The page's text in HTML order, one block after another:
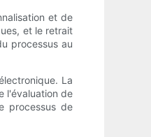
et de
et le retrait
processus au
La
l'évaluation de
processus de